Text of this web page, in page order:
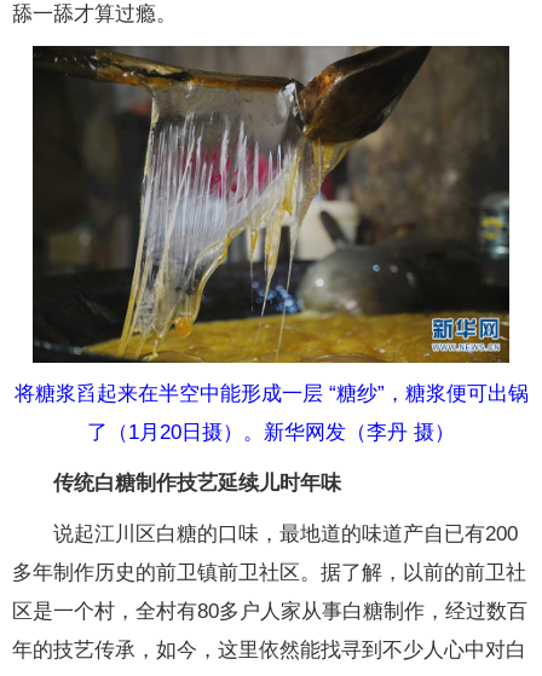
舔一舔才算过瘾。
将糖浆舀起来在半空中能形成一层 “糖纱”，糖浆便可出锅
了（1月20日摄）。新华网发（李丹 摄）
传统白糖制作技艺延续儿时年味
说起江川区白糖的口味，最地道的味道产自已有200
多年制作历史的前卫镇前卫社区。据了解，以前的前卫社
区是一个村，全村有80多户人家从事白糖制作，经过数百
年的技艺传承，如今，这里依然能找寻到不少人心中对白